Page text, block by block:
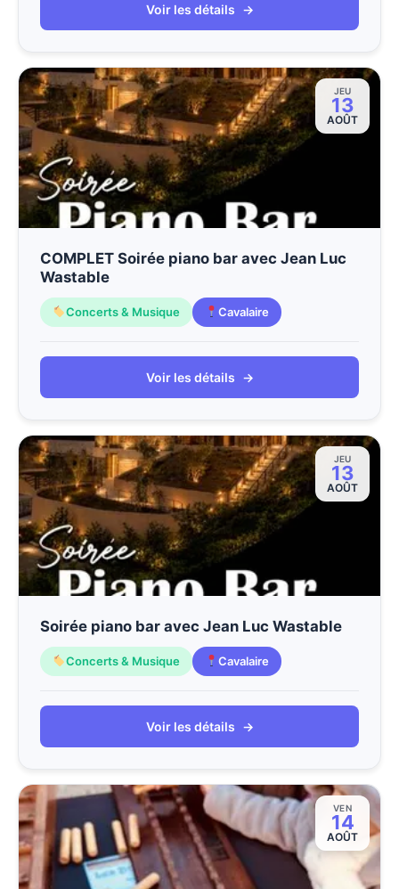
Voir les détails →
JEU
13
AOÛT
COMPLET Soirée piano bar avec Jean Luc
Wastable
Concerts & Musique Cavalaire
Voir les détails →
JEU
13
AOÛT
Soirée piano bar avec Jean Luc Wastable
Concerts & Musique Cavalaire
Voir les détails →
VEN
14
AOÛT